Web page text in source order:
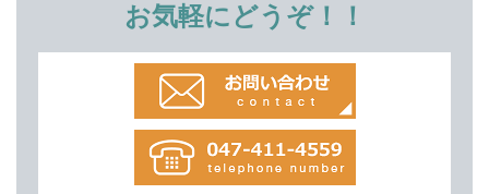
お気軽にどうぞ！！